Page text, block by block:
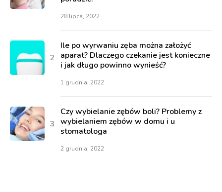
28 lipca, 2022
Ile po wyrwaniu zęba można założyć
aparat? Dlaczego czekanie jest konieczne
i jak długo powinno wynieść?
1 grudnia, 2022
Czy wybielanie zębów boli? Problemy z
wybielaniem zębów w domu i u
stomatologa
2 grudnia, 2022